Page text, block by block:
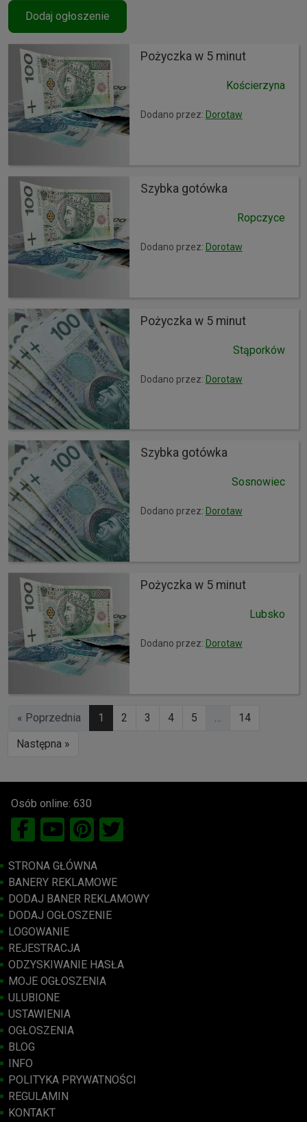
Dodaj ogłoszenie
Pożyczka w 5 minut
Kościerzyna
Dodano przez: Dorotaw
Szybka gotówka
Ropczyce
Dodano przez: Dorotaw
Pożyczka w 5 minut
Stąporków
Dodano przez: Dorotaw
Szybka gotówka
Sosnowiec
Dodano przez: Dorotaw
Pożyczka w 5 minut
Lubsko
Dodano przez: Dorotaw
« Poprzednia 1 2 3 4 5
14
Następna »
Osób online: 630
STRONA GŁÓWNA
BANERY REKLAMOWE
DODAJ BANER REKLAMOWY
DODAJ OGŁOSZENIE
LOGOWANIE
REJESTRACJA
ODZYSKIWANIE HASŁA
MOJE OGŁOSZENIA
ULUBIONE
USTAWIENIA
OGŁOSZENIA
BLOG
INFO
POLITYKA PRYWATNOŚCI
REGULAMIN
KONTAKT